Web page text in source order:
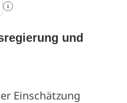
i
und
Einschätzung